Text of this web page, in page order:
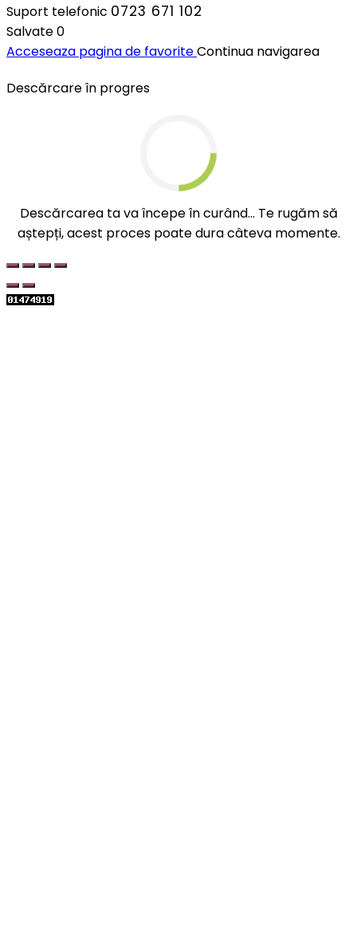
Suport telefonic 0723 671 102
Salvate0
Acceseaza pagina de favoriteContinua navigarea
Descărcare în progres
Descărcarea ta va începe în curând... Te rugăm să
aștepți, acest proces poate dura câteva momente.